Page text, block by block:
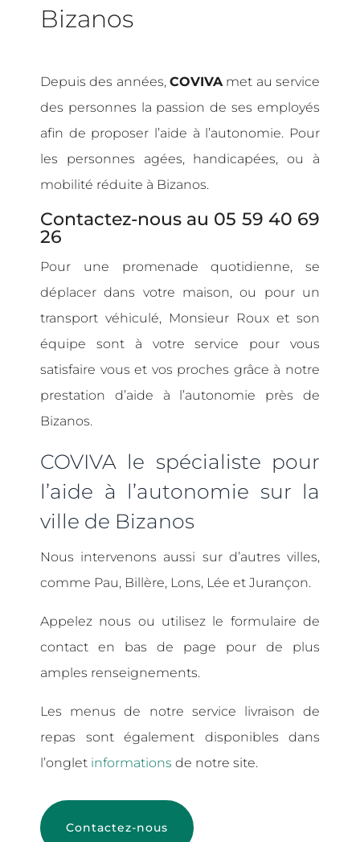
Bizanos
Depuis des années, COVIVAmet au service
des personnes la passion de ses employés
afin de proposer l’aide à l’autonomie. Pour
les personnes agées, handicapées, ou à
mobilité réduite à Bizanos.
Contactez-nous au 05 59 40 69
26
Pour une promenade quotidienne, se
déplacer dans votre maison, ou pour un
transport véhiculé, Monsieur Roux et son
équipe sont à votre service pour vous
satisfaire vous et vos proches grâce à notre
prestation d’aide à l’autonomie près de
Bizanos.
COVIVA le spécialiste pour
l’aide à l’autonomie sur la
ville de Bizanos
Nous intervenons aussi sur d’autres villes,
comme Pau, Billère, Lons, Lée et Jurançon.
Appelez nous ou utilisez le formulaire de
contact en bas de page pour de plus
amples renseignements.
Les menus de notre service livraison de
repas sont également disponibles dans
l’onglet informations de notre site.
Contactez-nous